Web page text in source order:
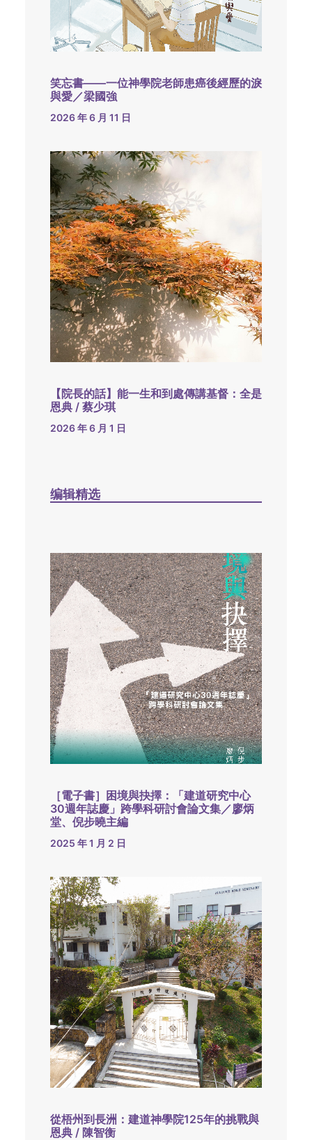
笑忘書——一位神學院老師患癌後經歷的淚
與愛／梁國強
2026 年 6 月 11 日
【院長的話】能一生和到處傳講基督：全是
恩典 / 蔡少琪
2026 年 6 月 1 日
编辑精选
［電子書］困境與抉擇：「建道研究中心
30週年誌慶」跨學科研討會論文集／廖炳
堂、倪步曉主編
2025 年 1 月 2 日
從梧州到長洲：建道神學院125年的挑戰與
恩典 / 陳智衡